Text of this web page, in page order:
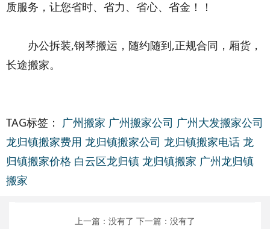
质服务，让您省时、省力、省心、省金！！
办公拆装,钢琴搬运，随约随到,正规合同，厢货，
长途搬家。
TAG标签： 广州搬家 广州搬家公司 广州大发搬家公司
龙归镇搬家费用 龙归镇搬家公司 龙归镇搬家电话 龙
归镇搬家价格 白云区龙归镇 龙归镇搬家 广州龙归镇
搬家
上一篇：没有了 下一篇：没有了